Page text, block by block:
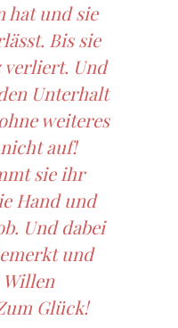
hat und sie
Bis sie
Und
Unterhalt
weiteres
auf!
sie ihr
Hand und
Und dabei
und
Glück!